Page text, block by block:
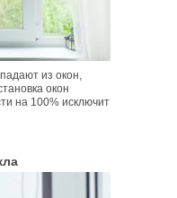
из окон,
окон
на 100% исключит